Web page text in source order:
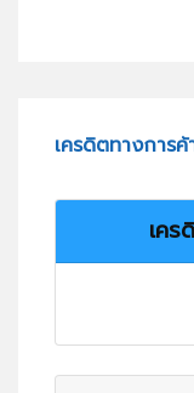
เครดิตทางการ
เคร